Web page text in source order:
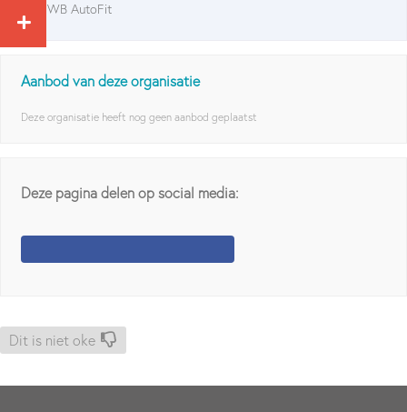
ANWB AutoFit
Aanbod van deze organisatie
Deze organisatie heeft nog geen aanbod geplaatst
Deze pagina delen op social media:
Dit is niet oke